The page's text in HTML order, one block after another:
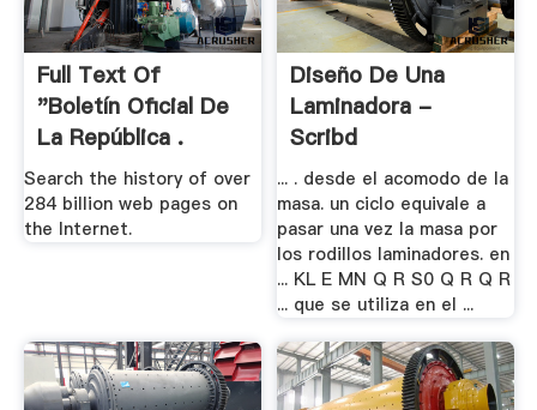
Full Text Of
"Boletín Oficial De
La República .
Search the history of over
284 billion web pages on
the Internet.
Diseño De Una
Laminadora -
Scribd
... . desde el acomodo de la
masa. un ciclo equivale a
pasar una vez la masa por
los rodillos laminadores. en
... KL E MN Q R S0 Q R Q R
... que se utiliza en el ...